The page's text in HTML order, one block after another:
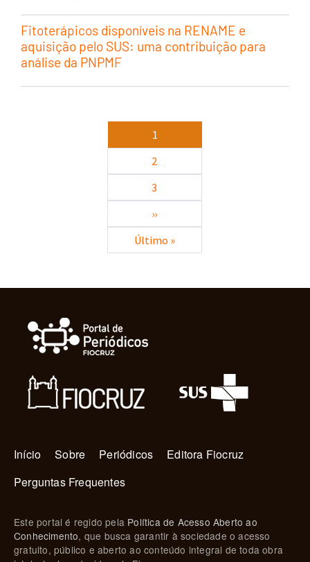
Fitoterápicos disponíveis na RENAME e
aquisição pelo SUS: uma contribuição para
análise da PNPMF
1
2
3
››Próxima página
Último »Última página
Navegação principal
Início Sobre Periódicos
Editora Fiocruz
Perguntas Frequentes
Este portal é regido pela Política de Acesso Aberto ao
Conhecimento, que busca garantir à sociedade o acesso
gratuito, público e aberto ao conteúdo integral de toda obra